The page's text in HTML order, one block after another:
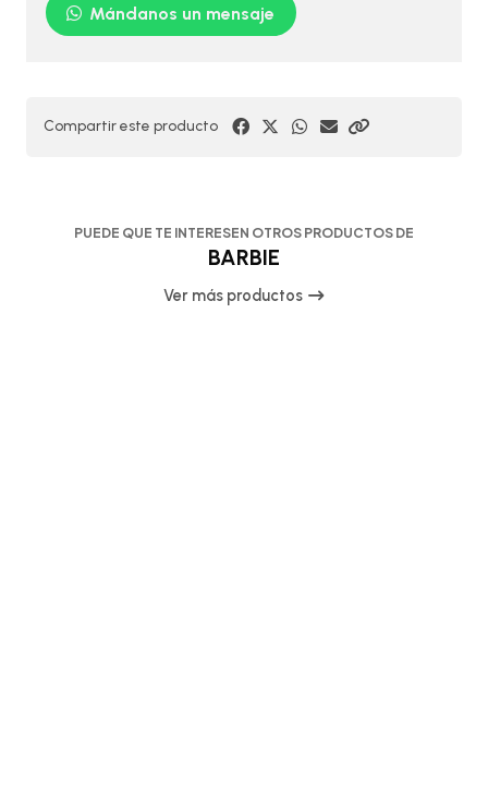
Mándanos un mensaje
Compartir este producto
PUEDE QUE TE INTERESEN OTROS PRODUCTOS DE
BARBIE
Ver más productos